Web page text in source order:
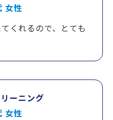
女性
くれるので、とても
ーニング
女性